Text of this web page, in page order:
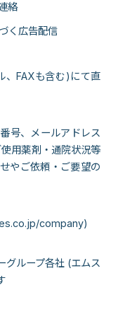
絡
く広告配信
、FAXも含む)にて直
号、メールアドレス
用薬剤・通院状況等
やご依頼・ご要望の
company)
グループ各社 (エムス